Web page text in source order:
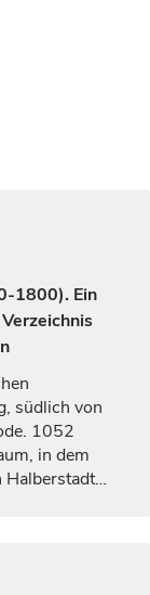
1800). Ein
, südlich von
1052
in dem
Halberstadt…